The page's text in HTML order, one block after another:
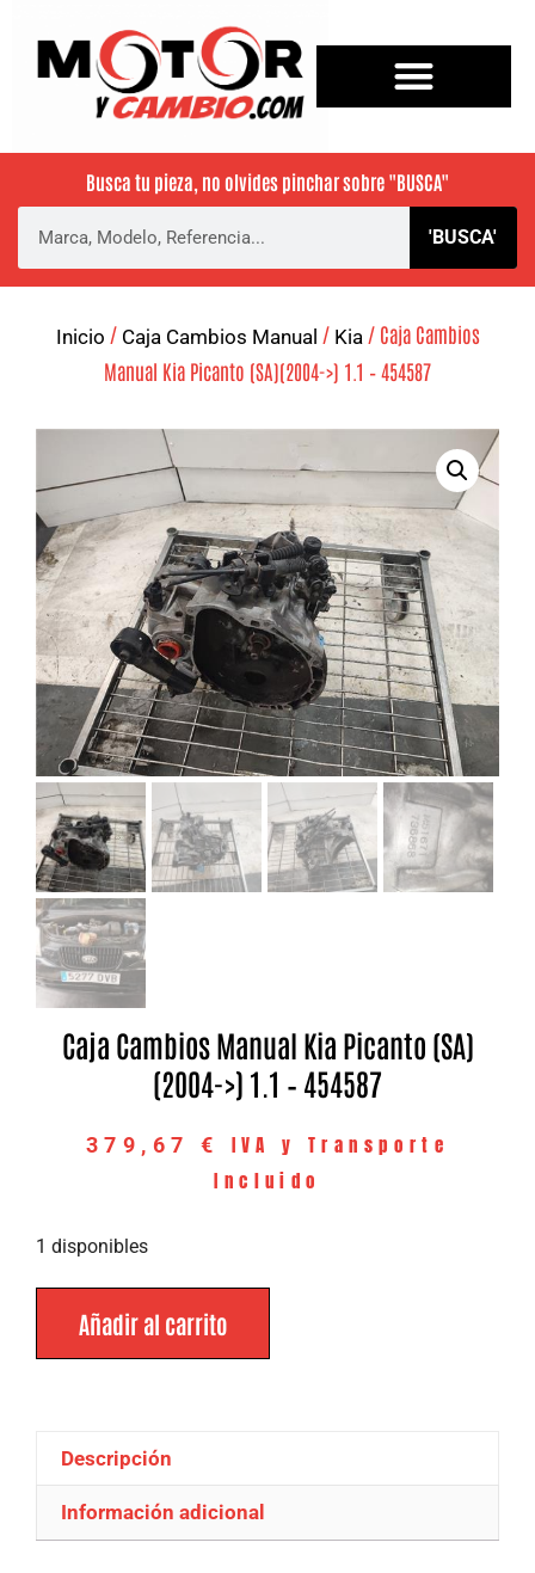
Busca tu pieza, no olvides pinchar sobre "BUSCA"
'BUSCA'
Inicio / Caja Cambios Manual / Kia / Caja Cambios
Manual Kia Picanto (SA)(2004->) 1.1 – 454587
Caja Cambios Manual Kia Picanto (SA)
(2004->) 1.1 – 454587
379,67 €
IVA y Transporte
Incluido
1 disponibles
Añadir al carrito
Descripción
Información adicional